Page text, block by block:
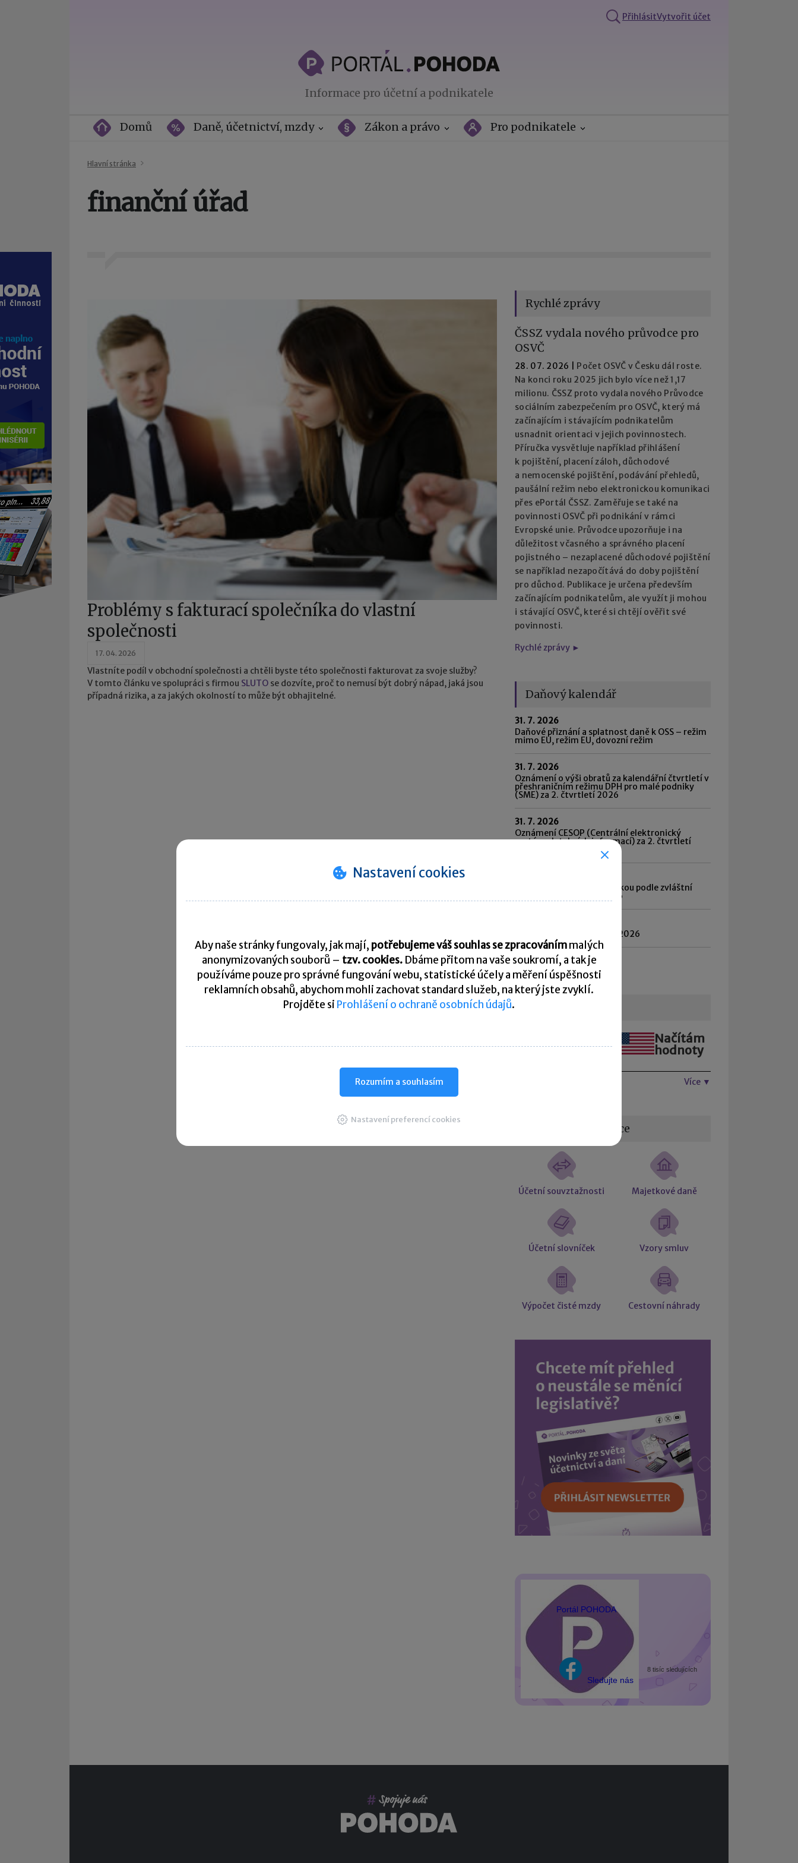
PřihlásitVytvořit účet
Informace pro účetní a podnikatele
Domů Daně, účetnictví, mzdy Zákon a právo Pro podnikatele
Hlavní stránka
finanční úřad
Problémy s fakturací společníka do vlastní
společnosti
17. 04. 2026
Vlastníte podíl v obchodní společnosti a chtěli byste této společnosti fakturovat za svoje služby?
V tomto článku ve spolupráci s firmou SLUTO se dozvíte, proč to nemusí být dobrý nápad, jaká jsou
případná rizika, a za jakých okolností to může být obhajitelné.
Rychlé zprávy
ČSSZ vydala nového průvodce pro
OSVČ
28. 07. 2026
Počet OSVČ v Česku dál roste.
Na konci roku 2025 jich bylo více než 1,17
milionu. ČSSZ proto vydala nového Průvodce
sociálním zabezpečením pro OSVČ, který má
začínajícím i stávajícím podnikatelům
usnadnit orientaci v jejich povinnostech.
Příručka vysvětluje například přihlášení
k pojištění, placení záloh, důchodové
a nemocenské pojištění, podávání přehledů,
paušální režim nebo elektronickou komunikaci
přes ePortál ČSSZ. Zaměřuje se také na
povinnosti OSVČ při podnikání v rámci
Evropské unie. Průvodce upozorňuje i na
důležitost včasného a správného placení
pojistného – nezaplacené důchodové pojištění
se například nezapočítává do doby pojištění
pro důchod. Publikace je určena především
začínajícím podnikatelům, ale využít ji mohou
i stávající OSVČ, které si chtějí ověřit své
povinnosti.
Rychlé zprávy ►
Daňový kalendář
31. 7. 2026
Daňové přiznání a splatnost daně k OSS – režim
mimo EU, režim EU, dovozní režim
31. 7. 2026
Oznámení o výši obratů za kalendářní čtvrtletí v
přeshraničním režimu DPH pro malé podniky
(SME) za 2. čtvrtletí 2026
31. 7. 2026
Oznámení CESOP (Centrální elektronický
systém platebních informací) za 2. čtvrtletí
Odvod daně vybírané srážkou podle zvláštní
sazby daně za červen 2026
Splatnost daně za červen 2026
Přehled všech termínů ►
hodnoty
Načítám
hodnoty
Více ▼
Užitečné informace
Účetní souvztažnosti Majetkové daně
Účetní slovníček Vzory smluv
Výpočet čisté mzdy Cestovní náhrady
Portál POHODA
Sledujte nás
8 tisíc sledujících
Nastavení cookies
Aby naše stránky fungovaly, jak mají, potřebujeme váš souhlas se zpracovánímmalých
anonymizovaných souborů – tzv. cookies. Dbáme přitom na vaše soukromí, a tak je
používáme pouze pro správné fungování webu, statistické účely a měření úspěšnosti
reklamních obsahů, abychom mohli zachovat standard služeb, na který jste zvyklí.
Projděte si Prohlášení o ochraně osobních údajů.
Rozumím a souhlasím
Nastavení preferencí cookies